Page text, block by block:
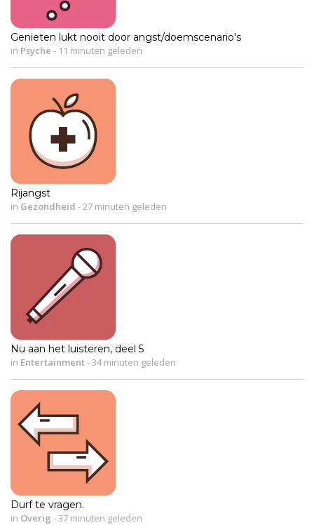
Genieten lukt nooit door angst/doemscenario's
in Psyche - 11 minuten geleden
Rijangst
in Gezondheid - 27 minuten geleden
Nu aan het luisteren, deel 5
in Entertainment- 34 minuten geleden
Durf te vragen.
in Overig - 37 minuten geleden